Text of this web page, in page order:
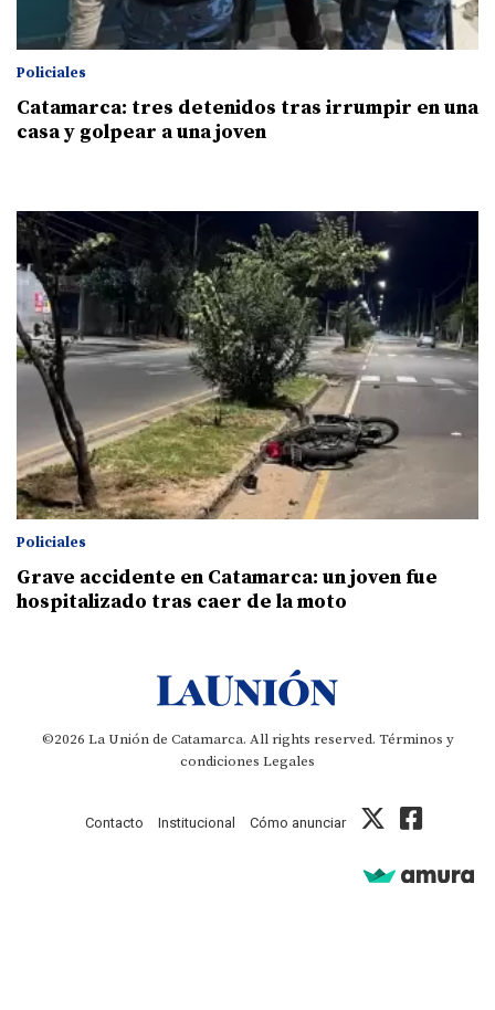
Policiales
Catamarca: tres detenidos tras irrumpir en una
casa y golpear a una joven
Policiales
Grave accidente en Catamarca: un joven fue
hospitalizado tras caer de la moto
©2026 La Unión de Catamarca. All rights reserved. Términos y
condiciones Legales
Contacto Institucional Cómo anunciar